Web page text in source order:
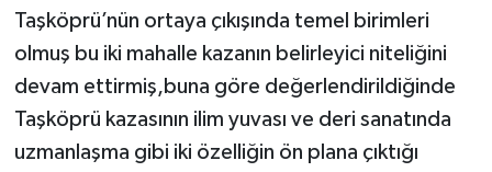
Taşköprü’nün ortaya çıkışında temel birimleri
olmuş bu iki mahalle kazanın belirleyici niteliğini
devam ettirmiş,buna göre değerlendirildiğinde
Taşköprü kazasının ilim yuvası ve deri sanatında
uzmanlaşma gibi iki özelliğin ön plana çıktığı
Siyaset Haberleri
Dünya Haberleri
Yerel Haberler